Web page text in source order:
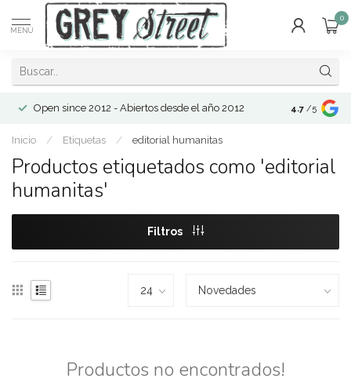
MENÚ
0
Open since 2012 - Abiertos desde el año 2012 4.7 /5
Inicio / Etiquetas / editorial humanitas
Productos etiquetados como 'editorial
humanitas'
Filtros
Productos no encontrados!